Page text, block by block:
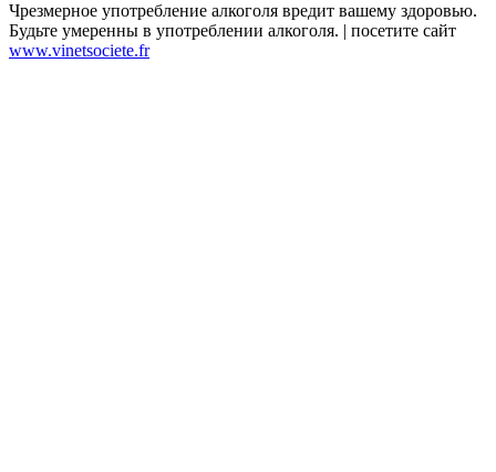
Чрезмерное употребление алкоголя вредит вашему здоровью.
Будьте умеренны в употреблении алкоголя. | посетите сайт
www.vinetsociete.fr